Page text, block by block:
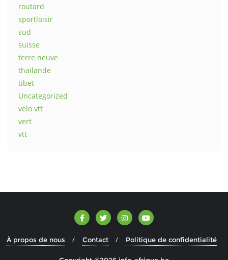
routard
sportloisir
sud
suisse
terre neuve
thailande
tibet
Uncategorized
velo vtt
vert
vtt
À propos de nous Contact Politique de confidentialité